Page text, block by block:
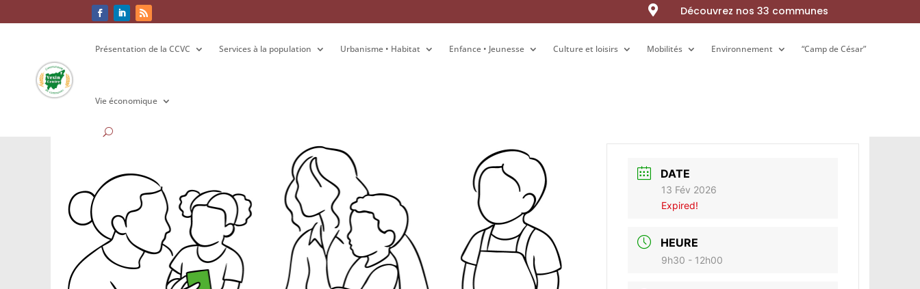
 Découvrez nos 33 communes
Présentation de la CCVC Services à la population Urbanisme • Habitat Enfance • Jeunesse Culture et loisirs Mobilités Environnement “Camp de César”
Vie économique
Présentation de la CCVC Services à la population Urbanisme • Habitat Enfance • Jeunesse Culture et loisirs Mobilités Environnement “Camp de César”
Vie économique
DATE
13 Fév 2026
Expired!
HEURE
9h30 - 12h00